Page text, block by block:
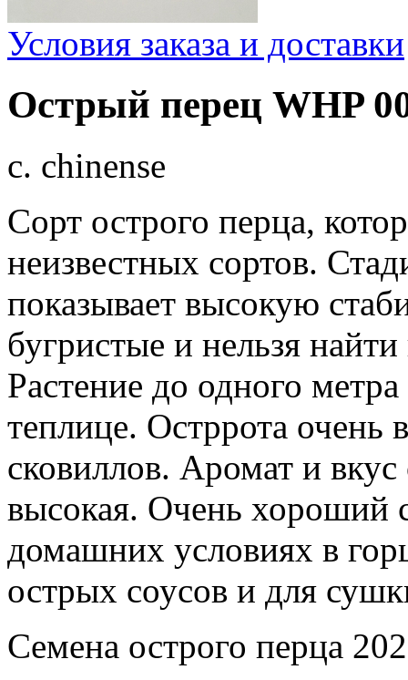
Условия заказа и доставки
Острый перец WHP
c. chinense
Сорт острого перца,
неизвестных сортов.
показывает высокую
бугристые и нельзя
Растение до одного
теплице. Остррота
сковиллов. Аромат и
высокая. Очень хороший
домашних условиях в
острых соусов и для
Семена острого перца